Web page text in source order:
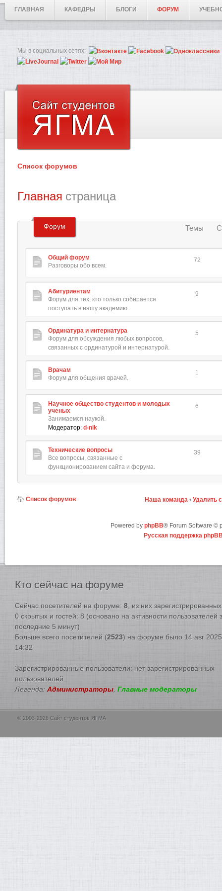
ГЛАВНАЯ КАФЕДРЫ БЛОГИ ФОРУМ
Мы в социальных сетях:
Список форумов
Главная страница
Форум Темы
Общий форум
Разговоры обо всем.
72
Абитуриентам
Форум для тех, кто только собирается
поступать в нашу академию.
9
Ординатура и интернатура
Форум для обсуждения любых вопросов,
связанных с ординатурой и интернатурой.
5
Врачам
Форум для общения врачей.
1
Научное общество студентов и молодых
ученых
Занимаемся наукой.
Модератор: d-nik
6
Технические вопросы
Все вопросы, связанные с
функционированием сайта и форума.
39
Список форумов Наша команда • Удалить
Powered by phpBB® Forum Software ©
Русская поддержка
Кто сейчас на форуме
Сейчас посетителей на форуме: 8 , из них
0 скрытых и гостей: 8 (основано на активности пользователей
последние 5 минут)
Больше всего посетителей (2523) на форуме было 14 авг
14:32
Зарегистрированные пользователи: нет зарегистрированных
пользователей
Легенда: Администраторы Главные модераторы
© 2003-2026 Сайт студентов ЯГМА